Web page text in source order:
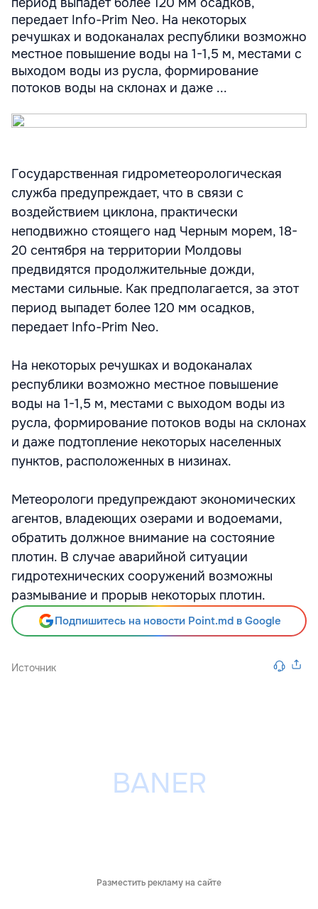
передает Info-Prim Neo. На некоторых
речушках и водоканалах республики возможно
местное повышение воды на 1-1,5 м, местами с
выходом воды из русла, формирование
потоков воды на склонах и даже ...
Государственная гидрометеорологическая
служба предупреждает, что в связи с
воздействием циклона, практически
неподвижно стоящего над Черным морем, 18-
20 сентября на территории Молдовы
предвидятся продолжительные дожди,
местами сильные. Как предполагается, за этот
период выпадет более 120 мм осадков,
передает Info-Prim Neo.
На некоторых речушках и водоканалах
республики возможно местное повышение
воды на 1-1,5 м, местами с выходом воды из
русла, формирование потоков воды на склонах
и даже подтопление некоторых населенных
пунктов, расположенных в низинах.
Метеорологи предупреждают экономических
агентов, владеющих озерами и водоемами,
обратить должное внимание на состояние
плотин. В случае аварийной ситуации
гидротехнических сооружений возможны
размывание и прорыв некоторых плотин.
Подпишитесь на новости Point.md в Google
Источник
Разместить рекламу на сайте